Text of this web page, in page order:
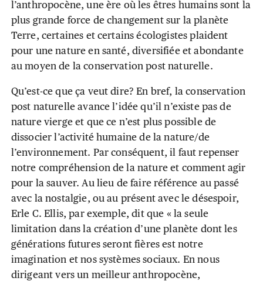
l’anthropocène, une ère où les êtres humains sont la
plus grande force de changement sur la planète
Terre, certaines et certains écologistes plaident
pour une nature en santé, diversifiée et abondante
au moyen de la conservation post naturelle.
Qu’est-ce que ça veut dire? En bref, la conservation
post naturelle avance l’idée qu’il n’existe pas de
nature vierge et que ce n’est plus possible de
dissocier l’activité humaine de la nature/de
l’environnement. Par conséquent, il faut repenser
notre compréhension de la nature et comment agir
pour la sauver. Au lieu de faire référence au passé
avec la nostalgie, ou au présent avec le désespoir,
Erle C. Ellis, par exemple, dit que « la seule
limitation dans la création d’une planète dont les
générations futures seront fières est notre
imagination et nos systèmes sociaux. En nous
dirigeant vers un meilleur anthropocène,